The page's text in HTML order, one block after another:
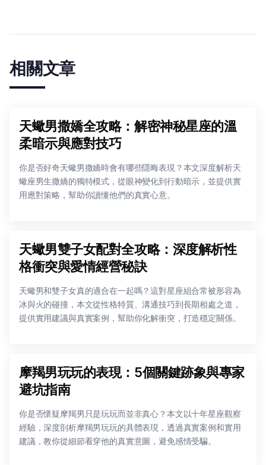
相關文章
天蠍男撒嬌全攻略：解密神秘星座的溫
柔暗示與應對技巧
你是否好奇天蠍男撒嬌時會有哪些隱晦表現？本文深度解析天
蠍座男生撒嬌的獨特模式，從眼神變化到行動暗示，並提供實
用應對策略，幫助你讀懂他們的真實心意。
天蠍男雙子女配對全攻略：深度解析性
格衝突與愛情經營秘訣
天蠍男和雙子女真的適合在一起嗎？這對星座組合常被形容為
冰與火的碰撞，本文從性格特質、溝通技巧到長期相處之道，
提供實用建議與真實案例，幫助你化解衝突，打造穩定關係。
摩羯男玩玩的表現：5個關鍵跡象與專家
避坑指南
你是否懷疑摩羯男只是玩玩而並非真心？本文以十年星座觀察
經驗，深度剖析摩羯男玩玩的具體表現，透過真實案例和實用
建議，教你從細節看穿他的真實意圖，避免感情受騙。